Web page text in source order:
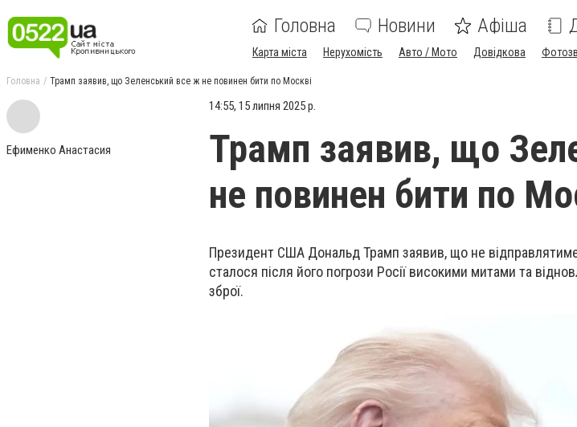
Головна Новини Афіша
Карта міста Нерухомість Авто / Мото Довідкова
Головна Трамп заявив, що Зеленський все ж не повинен бити по Москві
Ефименко Анастасия
14:55, 15 липня 2025 р.
Трамп заявив, що
не повинен бити по
Президент США Дональд Трамп заявив, що не
сталося після його погрози Росії високими митами та
зброї.